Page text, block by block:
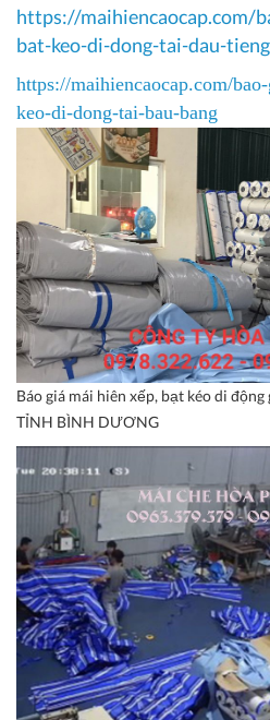
https://maihiencaocap.com/
bat-keo-di-dong-tai-dau-tieng​
https://maihiencaocap.com/
keo-di-dong-tai-bau-bang
Báo giá mái hiên xếp, bạt kéo di
TỈNH BÌNH DƯƠNG